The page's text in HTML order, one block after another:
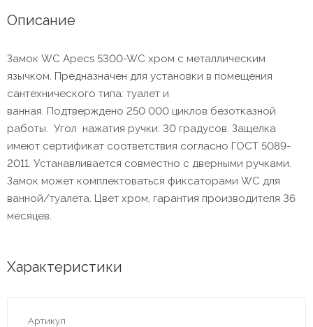
Описание
Замок WC Apecs 5300-WC хром с металлическим
язычком. Предназначен для установки в помещения
сантехнического типа: туалет и
ванная. Подтверждено 250 000 циклов безотказной
работы. Угол нажатия ручки: 30 градусов. Защелка
имеют сертификат соответствия согласно ГОСТ 5089-
2011. Устанавливается совместно с дверными ручками.
Замок может комплектоваться фиксаторами WC для
ванной/туалета. Цвет хром, гарантия производителя 36
месяцев.
Характеристики
Артикул